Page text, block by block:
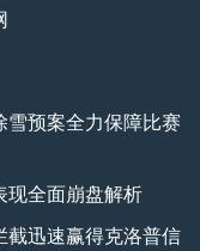
预案全力保障比赛
现全面崩盘解析
截迅速赢得克洛普信